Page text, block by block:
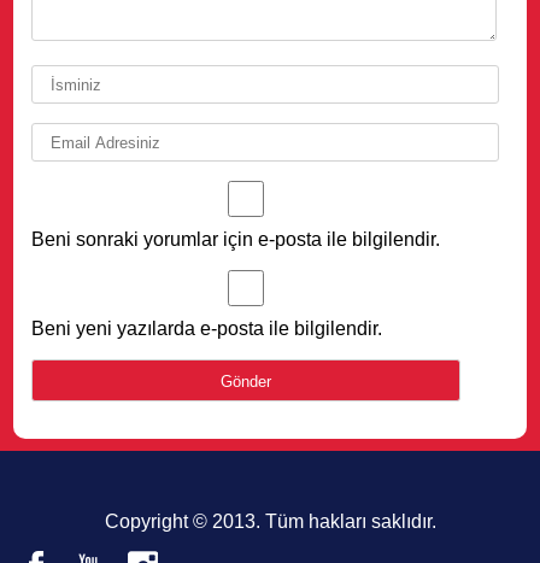
Beni sonraki yorumlar için e-posta ile bilgilendir.
Beni yeni yazılarda e-posta ile bilgilendir.
Copyright © 2013. Tüm hakları saklıdır.